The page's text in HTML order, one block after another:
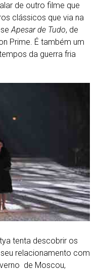
de outro filme que
clássicos que via na
seApesar de Tudo, de
Prime. É também um
da guerra fria
tenta descobrir os
relacionamento com
de Moscou,